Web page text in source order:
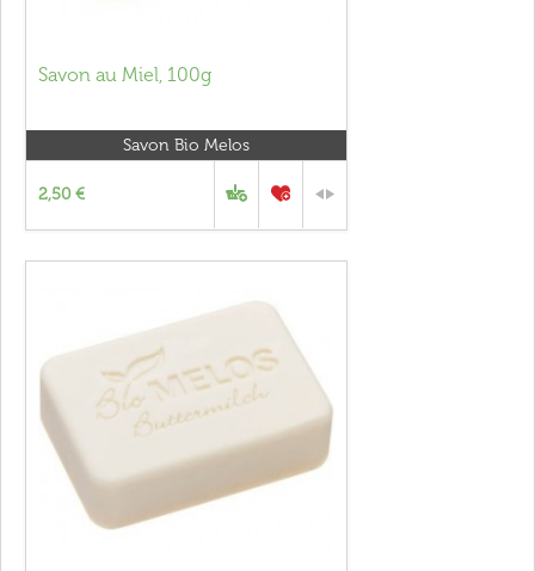
Savon au Miel, 100g
Savon Bio Melos
2,50 €